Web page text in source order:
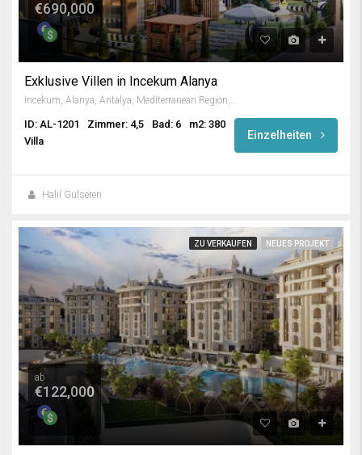
€690,000
Exklusive Villen in Incekum Alanya
İncekum, Alanya, Antalya, Mediterranean Region, Turkey
ID: AL-1201 Zimmer: 4,5 Bad: 6
m2: 380
Villa
Einzelheiten
Halil Gülseren
ZU VERKAUFEN NEUES PROJEKT
ab
€122,000